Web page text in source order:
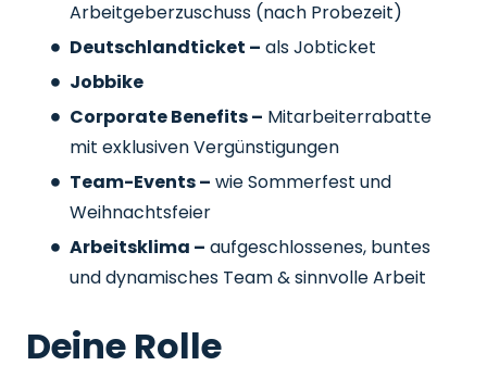
Arbeitgeberzuschuss (nach Probezeit)
Deutschlandticket – als Jobticket
Jobbike
Corporate Benefits – Mitarbeiterrabatte
mit exklusiven Vergünstigungen
Team-Events – wie Sommerfest und
Weihnachtsfeier
Arbeitsklima – aufgeschlossenes, buntes
und dynamisches Team & sinnvolle Arbeit
Deine Rolle